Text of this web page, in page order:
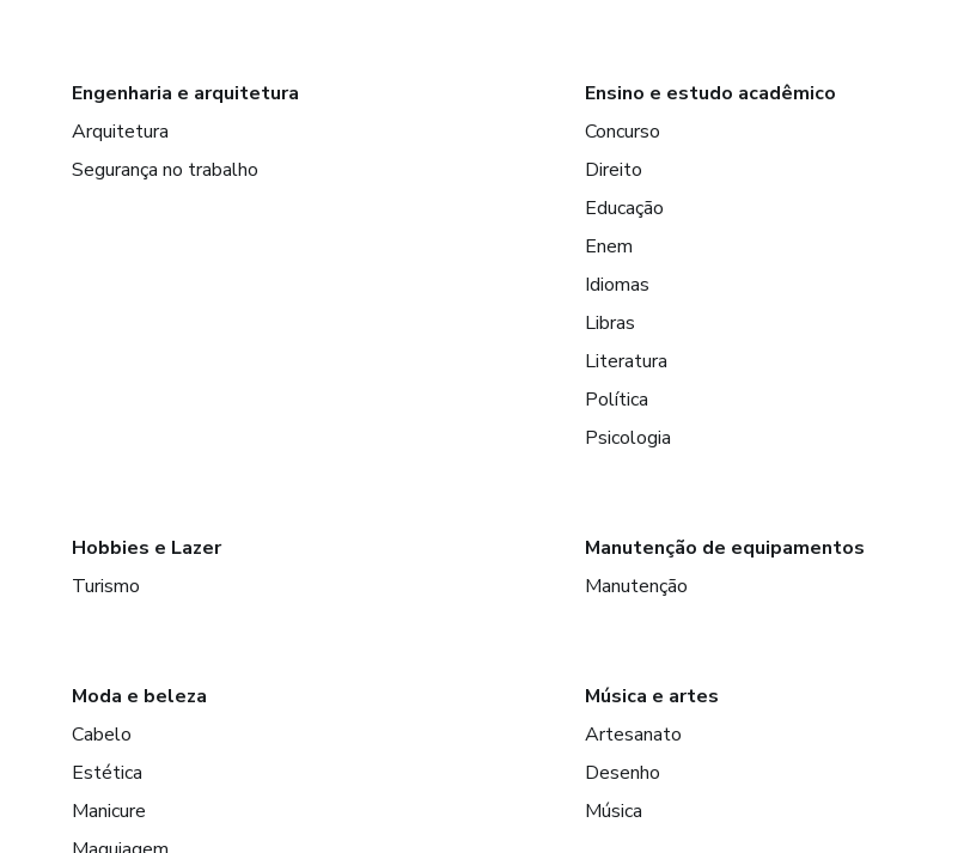
Engenharia e arquitetura
Arquitetura
Segurança no trabalho
Ensino e estudo acadêmico
Concurso
Direito
Educação
Enem
Idiomas
Libras
Literatura
Política
Psicologia
Hobbies e Lazer
Turismo
Manutenção de equipamentos
Manutenção
Moda e beleza
Cabelo
Estética
Manicure
Música e artes
Artesanato
Desenho
Música